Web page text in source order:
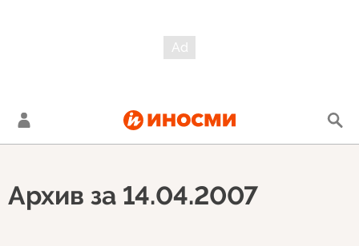
Архив за 14.04.2007